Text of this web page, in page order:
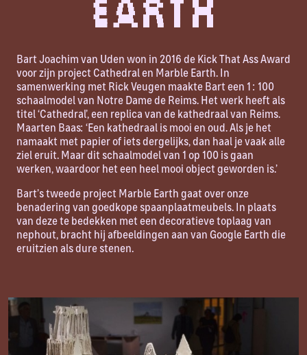
Earth
Bart Joachim van Uden won in 2016 de Kick That Ass Award
voor zijn project Cathedral en Marble Earth. In
samenwerking met Rick Veugen maakte Bart een 1 : 100
schaalmodel van Notre Dame de Reims. Het werk heeft als
titel ‘Cathedral’, een replica van de kathedraal van Reims.
Maarten Baas: ‘Een kathedraal is mooi en oud. Als je het
namaakt met papier of iets dergelijks, dan haal je vaak alle
ziel eruit. Maar dit schaalmodel van 1 op 100 is gaan
werken, waardoor het een heel mooi object geworden is.’
Bart’s tweede project Marble Earth gaat over onze
benadering van goedkope spaanplaatmeubels. In plaats
van deze te bedekken met een decoratieve toplaag van
nephout, bracht hij afbeeldingen aan van Google Earth die
eruitzien als dure stenen.